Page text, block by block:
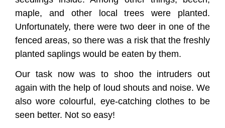
maple, and other local trees were planted.
Unfortunately, there were two deer in one of the
fenced areas, so there was a risk that the freshly
planted saplings would be eaten by them.
Our task now was to shoo the intruders out
again with the help of loud shouts and noise. We
also wore colourful, eye-catching clothes to be
seen better. Not so easy!